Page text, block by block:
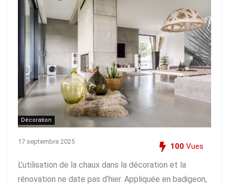
Décoration
17 septembre 2025
100 Vues
L’utilisation de la chaux dans la décoration et la
rénovation ne date pas d’hier. Appliquée en badigeon,